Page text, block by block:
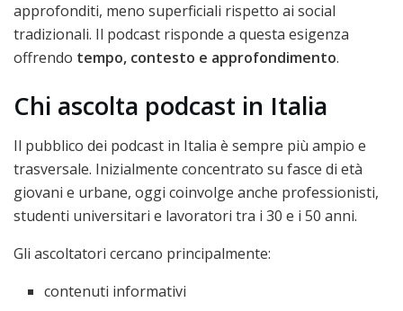
approfonditi, meno superficiali rispetto ai social
tradizionali. Il podcast risponde a questa esigenza
offrendo tempo, contesto e approfondimento.
Chi ascolta podcast in Italia
Il pubblico dei podcast in Italia è sempre più ampio e
trasversale. Inizialmente concentrato su fasce di età
giovani e urbane, oggi coinvolge anche professionisti,
studenti universitari e lavoratori tra i 30 e i 50 anni.
Gli ascoltatori cercano principalmente:
contenuti informativi